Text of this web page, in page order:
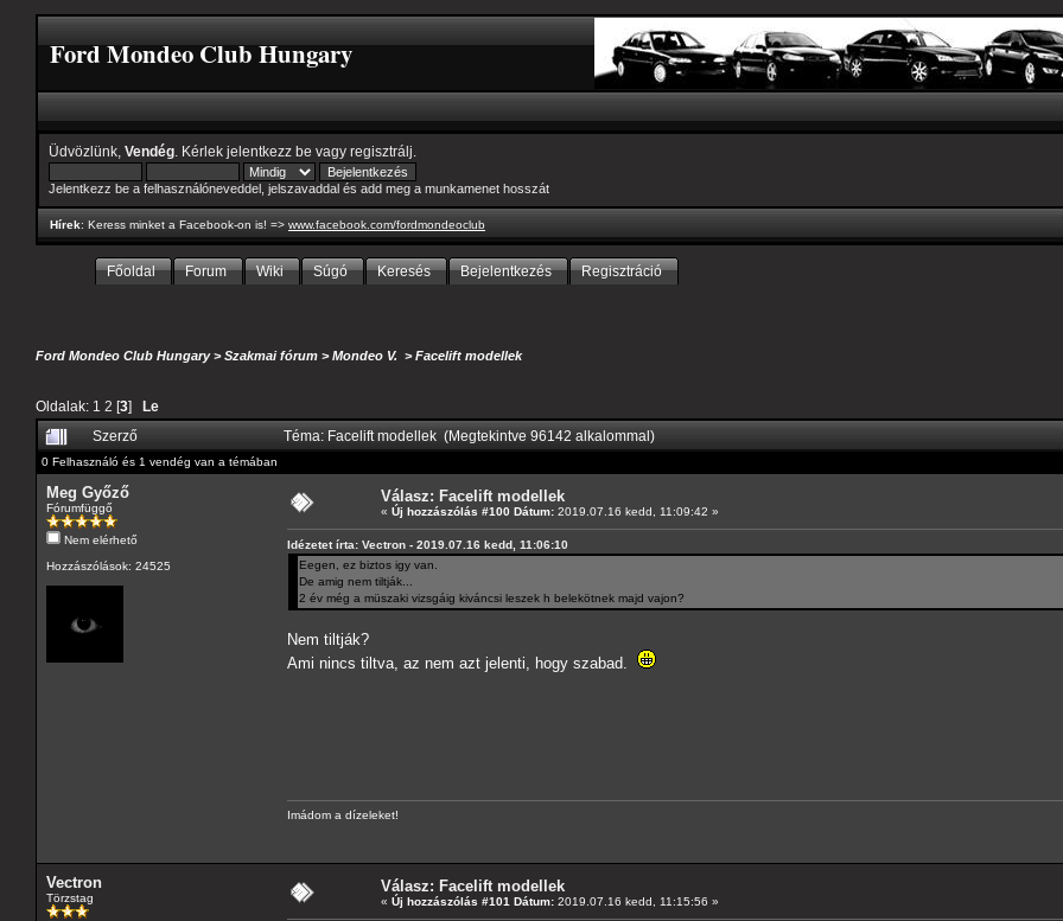
Ford Mondeo Club Hungary
Üdvözlünk, Vendég . Kérlek jelentkezz be vagy regisztrálj
Jelentkezz be a felhasználóneveddel, jelszavaddal és add meg a munkamenet hosszát
Hírek: Keress minket a Facebook-on is! => www.facebook.com/fordmondeoclub
Főoldal Forum Wiki Súgó Keresés Bejelentkezés Regisztráció
Ford Mondeo Club Hungary>Szakmai fórum >Mondeo V. >Facelift modellek
Oldalak: 1 2 [3] Le
Szerző Téma: Facelift modellek (Megtekintve 96142 alkalommal)
0 Felhasználó és 1 vendég van a témában
Meg Győző
Fórumfüggő
Nem elérhető
Hozzászólások: 24525
Válasz: Facelift modellek
« Új hozzászólás #100 Dátum: 2019.07.16 kedd, 11:09:42 »
Idézetet írta: Vectron - 2019.07.16 kedd, 11:06:10
Eegen, ez biztos igy van.
De amig nem tiltják...
2 év még a müszaki vizsgáig kiváncsi leszek h belekötnek majd vajon?
Nem tiltják?
Ami nincs tiltva, az nem azt jelenti, hogy szabad.
Imádom a dízeleket!
Vectron
Törzstag
Válasz: Facelift modellek
« Új hozzászólás #101 Dátum: 2019.07.16 kedd, 11:15:56 »